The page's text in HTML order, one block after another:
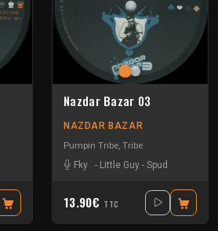
Nazdar Bazar 03
NAZDAR BAZAR
Pumpin Tribe, Tribe
Fky
- Little Guy - Spud
13.90€ TTC